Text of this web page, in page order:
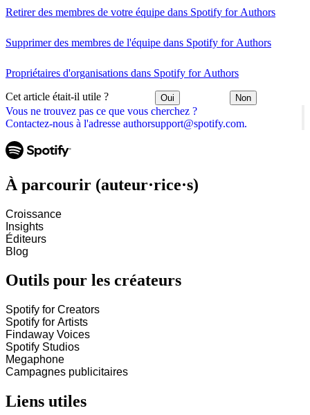
Vous ne trouvez pas ce que vous cherchez ?
Contactez-nous à l'adresse authorsupport@spotify.com.
Retirer des membres de votre équipe dans Spotify for Authors
Supprimer des membres de l'équipe dans Spotify for Authors
Propriétaires d'organisations dans Spotify for Authors
Cet article était-il utile ? Oui Non
À parcourir (auteur·rice·s)
Croissance
Insights
Éditeurs
Blog
Outils pour les créateurs
Spotify for Creators
Spotify for Artists
Findaway Voices
Spotify Studios
Megaphone
Campagnes publicitaires
Liens utiles